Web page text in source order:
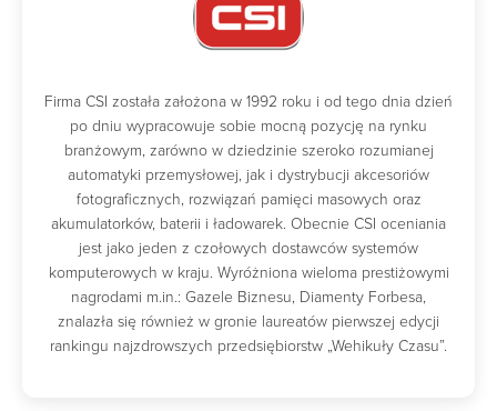
Firma CSI została założona w 1992 roku i od tego dnia dzień
po dniu wypracowuje sobie mocną pozycję na rynku
branżowym, zarówno w dziedzinie szeroko rozumianej
automatyki przemysłowej, jak i dystrybucji akcesoriów
fotograficznych, rozwiązań pamięci masowych oraz
akumulatorków, baterii i ładowarek. Obecnie CSI oceniania
jest jako jeden z czołowych dostawców systemów
komputerowych w kraju. Wyróżniona wieloma prestiżowymi
nagrodami m.in.: Gazele Biznesu, Diamenty Forbesa,
znalazła się również w gronie laureatów pierwszej edycji
rankingu najzdrowszych przedsiębiorstw „Wehikuły Czasu”.